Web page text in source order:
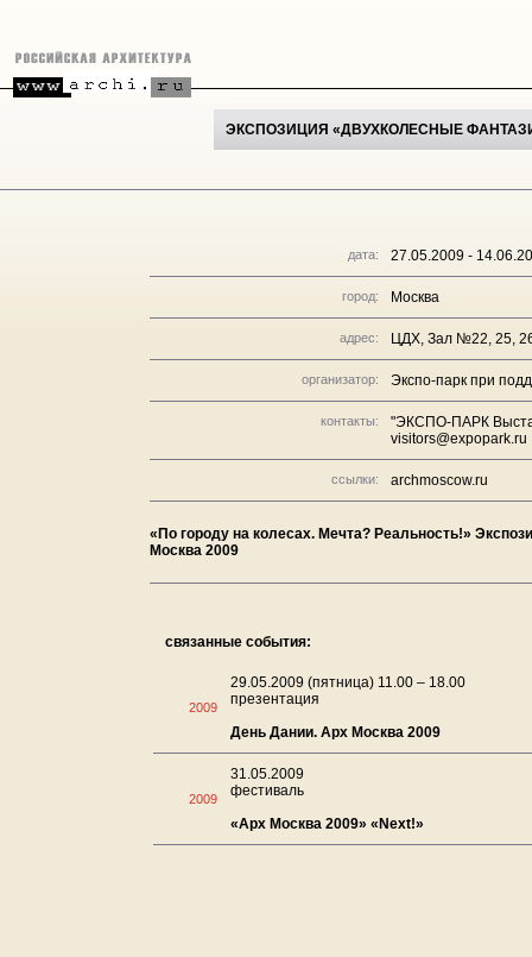
ЭКСПОЗИЦИЯ «ДВУХКОЛЕСНЫЕ
дата: 27.05.2009 -
город: Москва
адрес: ЦДХ, Зал №22, 25,
организатор: Экспо-парк при
контакты:
"ЭКСПО-ПАРК
visitors@expopark.ru
ссылки: archmoscow.ru
«По городу на колесах. Мечта? Реальность!»
Москва 2009
связанные события:
2009
29.05.2009 (пятница) 11.00 – 18.00
презентация
День Дании. Арх Москва 2009
2009
31.05.2009
фестиваль
«Арх Москва 2009» «Next!»